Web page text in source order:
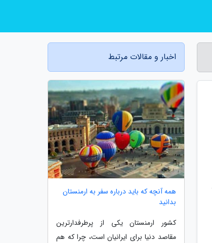
اخبار و مقالات مرتبط
همه آنچه که باید درباره سفر به ارمنستان
بدانید
کشور ارمنستان یکی از پرطرفدارترین
مقاصد دنیا برای ایرانیان است، چرا که هم